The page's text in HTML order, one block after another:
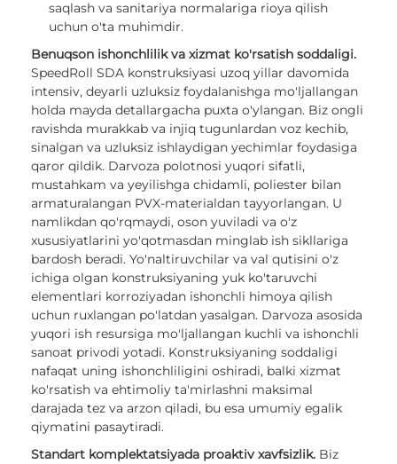
saqlash va sanitariya normalariga rioya qilish
uchun o'ta muhimdir.
Benuqson ishonchlilik va xizmat ko'rsatish soddaligi.
SpeedRoll SDA konstruksiyasi uzoq yillar davomida
intensiv, deyarli uzluksiz foydalanishga mo'ljallangan
holda mayda detallargacha puxta o'ylangan. Biz ongli
ravishda murakkab va injiq tugunlardan voz kechib,
sinalgan va uzluksiz ishlaydigan yechimlar foydasiga
qaror qildik. Darvoza polotnosi yuqori sifatli,
mustahkam va yeyilishga chidamli, poliester bilan
armaturalangan PVX-materialdan tayyorlangan. U
namlikdan qo'rqmaydi, oson yuviladi va o'z
xususiyatlarini yo'qotmasdan minglab ish sikllariga
bardosh beradi. Yo'naltiruvchilar va val qutisini o'z
ichiga olgan konstruksiyaning yuk ko'taruvchi
elementlari korroziyadan ishonchli himoya qilish
uchun ruxlangan po'latdan yasalgan. Darvoza asosida
yuqori ish resursiga mo'ljallangan kuchli va ishonchli
sanoat privodi yotadi. Konstruksiyaning soddaligi
nafaqat uning ishonchliligini oshiradi, balki xizmat
ko'rsatish va ehtimoliy ta'mirlashni maksimal
darajada tez va arzon qiladi, bu esa umumiy egalik
qiymatini pasaytiradi.
Standart komplektatsiyada proaktiv xavfsizlik. Biz